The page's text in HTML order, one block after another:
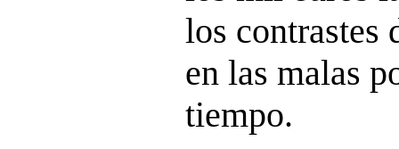
los contrastes
en las malas
tiempo.